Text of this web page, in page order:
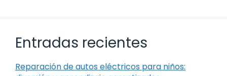
Entradas recientes
Reparación de autos eléctricos para niños: